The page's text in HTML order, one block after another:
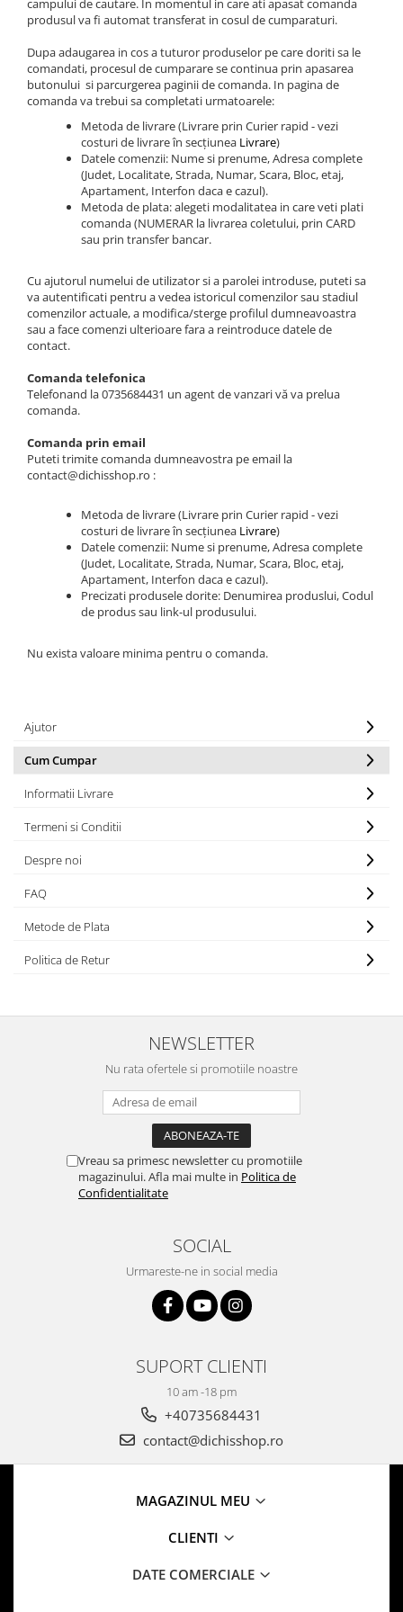
PERSONALIZATE
Bratari cu Nume
Bratari cu Initiale
Bratari cu Mesaje Motivationale
Bratari Personalizate pt. BARBATI
Bratari Personalizate FEMEI iubite
Bratari Personalizate pt CUPLURI
Bratari Personalizate pt COPII
Bratara pentru Mama
Bratara Te Iubim Tati
Bratari Baieti
Bratari Bff
TIPURI
Bratari din Piele
Bratari din Margele de Portelan
Bratari din Pietre Semipretioase
Semipretioase
Bratari pentru Aromaterapie
Bratari cu Perle Naturale
Cadouri Prieteni
Cadouri de Casa Noua
Seturi Cadou
Banut Mot
campului de cautare. In momentul in care ati apasat comanda
produsul va fi automat transferat in cosul de cumparaturi.
Dupa adaugarea in cos a tuturor produselor pe care doriti sa le
comandati, procesul de cumparare se continua prin apasarea
butonului si parcurgerea paginii de comanda. In pagina de
comanda va trebui sa completati urmatoarele:
Metoda de livrare (Livrare prin Curier rapid - vezi
costuri de livrare în secțiunea Livrare)
Datele comenzii: Nume si prenume, Adresa complete
(Judet, Localitate, Strada, Numar, Scara, Bloc, etaj,
Apartament, Interfon daca e cazul).
Metoda de plata: alegeti modalitatea in care veti plati
comanda (NUMERAR la livrarea coletului, prin CARD
sau prin transfer bancar.
Cu ajutorul numelui de utilizator si a parolei introduse, puteti sa
va autentificati pentru a vedea istoricul comenzilor sau stadiul
comenzilor actuale, a modifica/sterge profilul dumneavoastra
sau a face comenzi ulterioare fara a reintroduce datele de
contact.
Comanda telefonica
Telefonand la 0735684431 un agent de vanzari vă va prelua
comanda.
Comanda prin email
Puteti trimite comanda dumneavostra pe email la
contact@dichisshop.ro :
Metoda de livrare (Livrare prin Curier rapid - vezi
costuri de livrare în secțiunea Livrare)
Datele comenzii: Nume si prenume, Adresa complete
(Judet, Localitate, Strada, Numar, Scara, Bloc, etaj,
Apartament, Interfon daca e cazul).
Precizati produsele dorite: Denumirea produslui, Codul
de produs sau link-ul produsului.
Nu exista valoare minima pentru o comanda.
Ajutor
Cum Cumpar
Informatii Livrare
Termeni si Conditii
Despre noi
FAQ
Metode de Plata
Politica de Retur
NEWSLETTER
Nu rata ofertele si promotiile noastre
Vreau sa primesc newsletter cu promotiile
magazinului. Afla mai multe in Politica de
Confidentialitate
SOCIAL
Urmareste-ne in social media
SUPORT CLIENTI
10 am -18 pm
+40735684431
contact@dichisshop.ro
MAGAZINUL MEU
CLIENTI
DATE COMERCIALE